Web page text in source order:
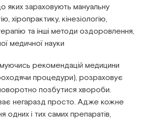
яких зараховують мануальну
хіропрактику, кінезіологію,
та інші методи оздоровлення,
медичної науки
рекомендацій медицини
процедури), розраховує
позбутися хвороби.
негаразд просто. Адже кожне
одних і тих самих препаратів,